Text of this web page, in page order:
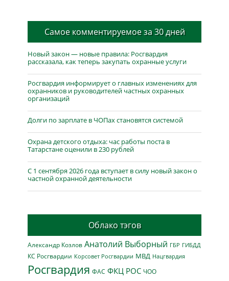
Самое комментируемое за 30 дней
Новый закон — новые правила: Росгвардия
рассказала, как теперь закупать охранные услуги
Росгвардия информирует о главных изменениях для
охранников и руководителей частных охранных
организаций
Долги по зарплате в ЧОПах становятся системой
Охрана детского отдыха: час работы поста в
Татарстане оценили в 230 рублей
С 1 сентября 2026 года вступает в силу новый закон о
частной охранной деятельности
Облако тэгов
Александр Козлов Анатолий Выборный ГБР ГИБДД
КС Росгвардии Корсовет Росгвардии МВД Нацгвардия
Росгвардия ФАС ФКЦ РОС ЧОО